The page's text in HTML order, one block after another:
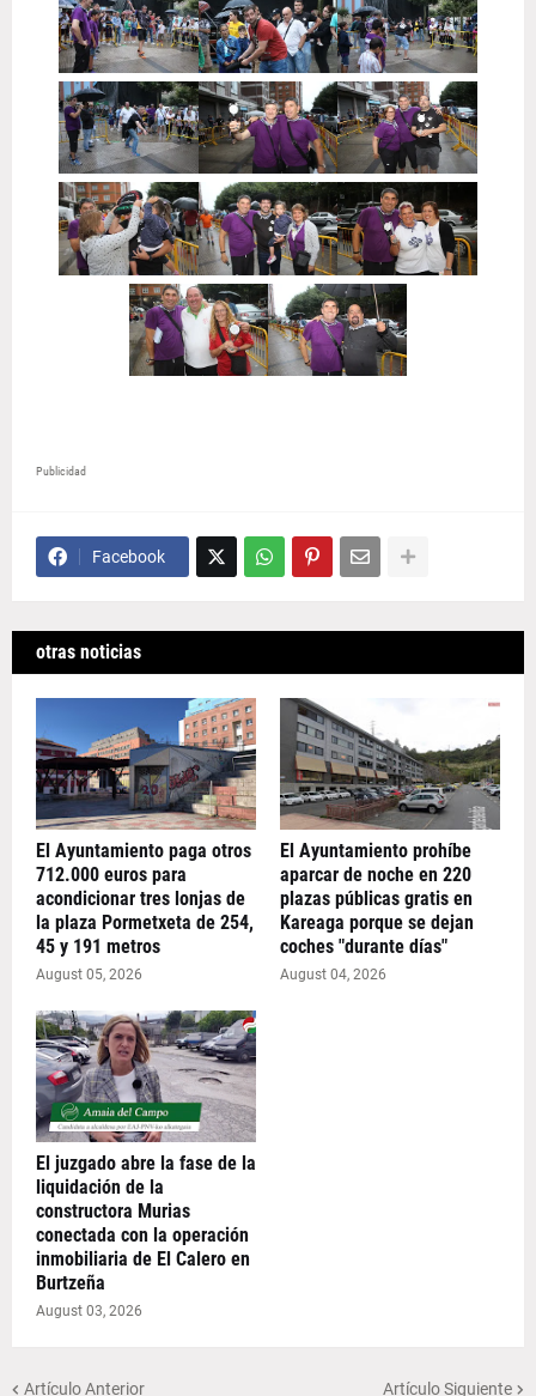
Publicidad
Facebook
otras noticias
El Ayuntamiento paga otros
712.000 euros para
acondicionar tres lonjas de
la plaza Pormetxeta de 254,
45 y 191 metros
August 05, 2026
El Ayuntamiento prohíbe
aparcar de noche en 220
plazas públicas gratis en
Kareaga porque se dejan
coches "durante días"
August 04, 2026
El juzgado abre la fase de la
liquidación de la
constructora Murias
conectada con la operación
inmobiliaria de El Calero en
Burtzeña
August 03, 2026
Artículo Anterior Artículo Siguiente